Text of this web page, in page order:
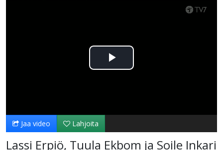
Toista
Jaa video Lahjoita
Lassi Erpiö, Tuula Ekbom ja Soile Inkari